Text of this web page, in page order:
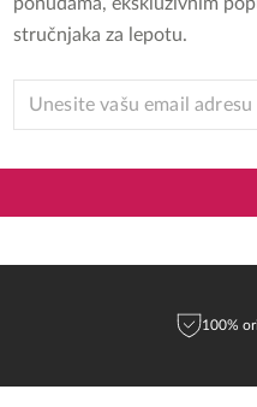
stručnjaka za lepotu.
100%